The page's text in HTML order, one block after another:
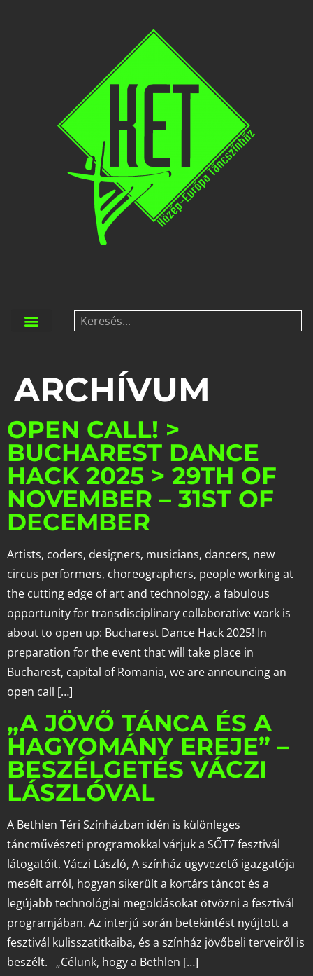
ARCHÍVUM
OPEN CALL! >
BUCHAREST DANCE
HACK 2025 > 29TH OF
NOVEMBER – 31ST OF
DECEMBER
Artists, coders, designers, musicians, dancers, new
circus performers, choreographers, people working at
the cutting edge of art and technology, a fabulous
opportunity for transdisciplinary collaborative work is
about to open up: Bucharest Dance Hack 2025! In
preparation for the event that will take place in
Bucharest, capital of Romania, we are announcing an
open call […]
„A JÖVŐ TÁNCA ÉS A
HAGYOMÁNY EREJE” –
BESZÉLGETÉS VÁCZI
LÁSZLÓVAL
A Bethlen Téri Színházban idén is különleges
táncművészeti programokkal várjuk a SŐT7 fesztivál
látogatóit. Váczi László, A színház ügyvezető igazgatója
mesélt arról, hogyan sikerült a kortárs táncot és a
legújabb technológiai megoldásokat ötvözni a fesztivál
programjában. Az interjú során betekintést nyújtott a
fesztivál kulisszatitkaiba, és a színház jövőbeli terveiről is
beszélt. „Célunk, hogy a Bethlen […]